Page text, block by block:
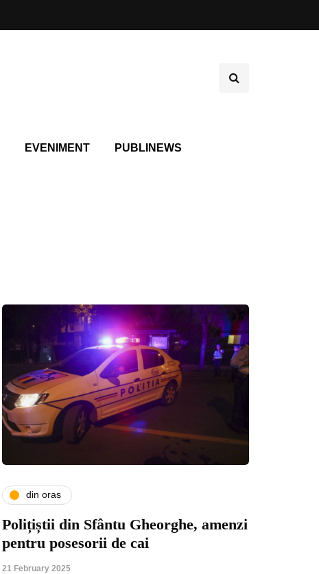
EVENIMENT PUBLINEWS
din oras
Polițiștii din Sfântu Gheorghe, amenzi
pentru posesorii de cai
21 February 2025